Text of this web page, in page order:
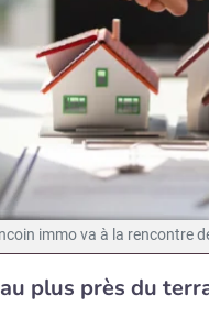
immo va à la rencontre
plus près du